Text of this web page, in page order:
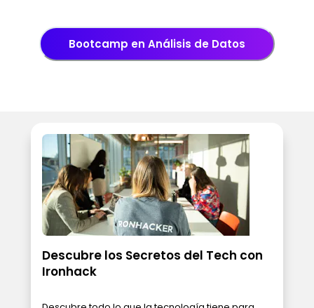
Bootcamp en Análisis de Datos
Descubre los Secretos del Tech con
Ironhack